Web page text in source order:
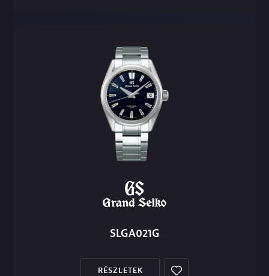
SLGA021G
RÉSZLETEK